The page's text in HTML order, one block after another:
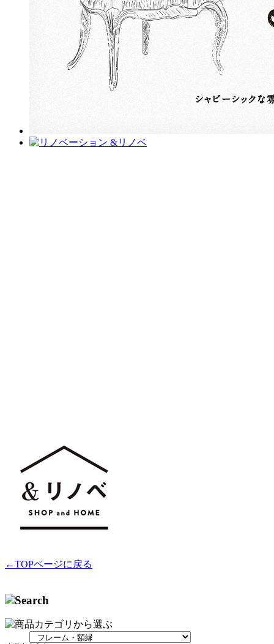
←TOPページに戻る